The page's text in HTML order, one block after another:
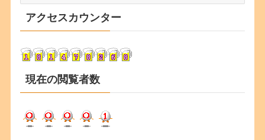
カ
イ
アクセスカウンター
現在の閲覧者数